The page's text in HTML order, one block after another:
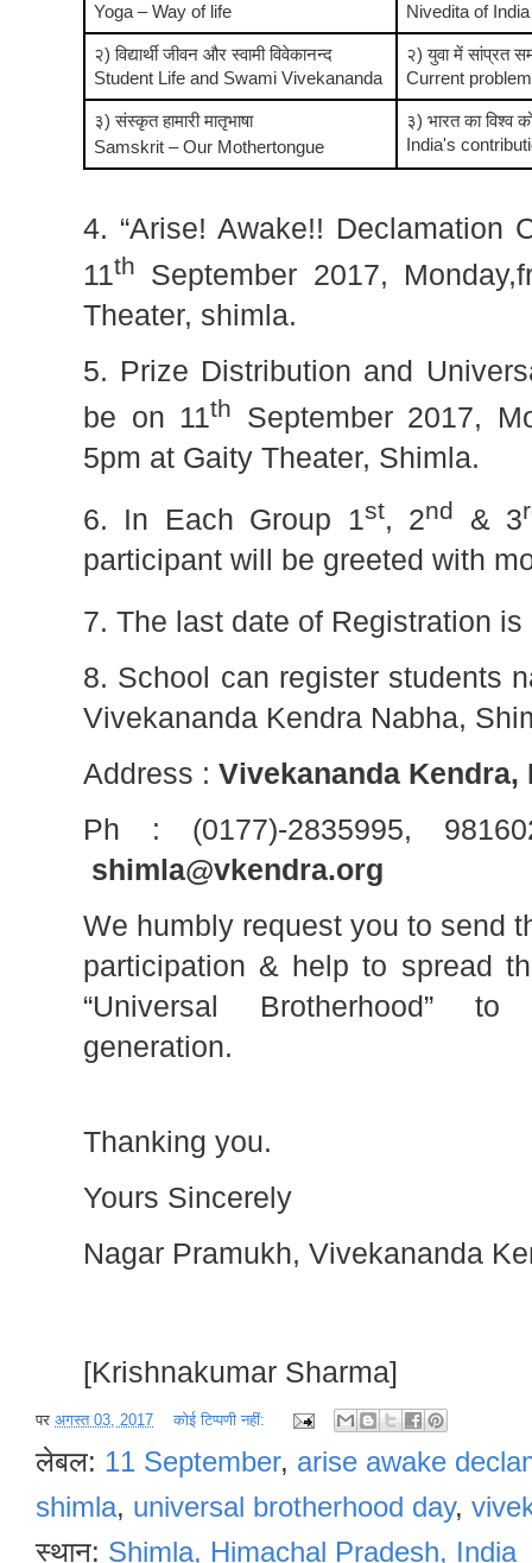
Yoga – Way of life
Nivedita of India
२)विद्यार्थी जीवन और स्वामी विवेकानन्द
Student Life and Swami Vivekananda
२)युवा में सांप्रत
Current
३)संस्कृत हामारी मातृभाषा
Samskrit – Our Mothertongue
३) भारत का विश्व
India's
4. “Arise! Awake!! Declamation
11th
September 2017,
Theater, shimla.
5. Prize Distribution and
be on 11th
September 2017,
5pm at Gaity Theater, Shimla.
6. In Each Group 1st, 2nd & 3
participant will be greeted with
7. The last date of Registration is
8. School can register students
Vivekananda Kendra Nabha,
Address : Vivekananda Kendra,
Ph : (0177)-2835995,
shimla@vkendra.org
We humbly request you to send
participation & help to spread
“Universal Brotherhood”
generation.
Thanking you.
Yours Sincerely
Nagar Pramukh, Vivekananda
[Krishnakumar Sharma]
पर अगस्त 03, 2017 कोई टिप्पणी नहीं:
लेबल: 11 September, arise awake
shimla, universal brotherhood day,
स्थान: Shimla, Himachal Pradesh, India